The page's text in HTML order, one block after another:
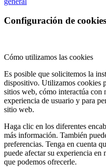
Configuración de
Cómo utilizamos las cookies
Es posible que solicitemos la
dispositivo. Utilizamos cookies
sitios web, cómo interactúa con
experiencia de usuario y para
sitio web.
Haga clic en los diferentes
más información. También
preferencias. Tenga en cuenta
puede afectar su experiencia
que podemos ofrecerle.